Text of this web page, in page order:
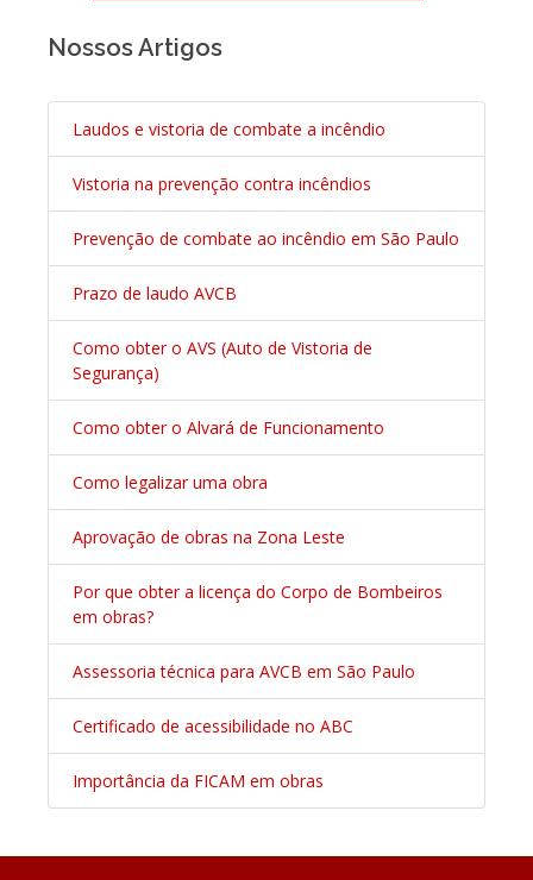
Nossos Artigos
Laudos e vistoria de combate a incêndio
Vistoria na prevenção contra incêndios
Prevenção de combate ao incêndio em São Paulo
Prazo de laudo AVCB
Como obter o AVS (Auto de Vistoria de
Segurança)
Como obter o Alvará de Funcionamento
Como legalizar uma obra
Aprovação de obras na Zona Leste
Por que obter a licença do Corpo de Bombeiros
em obras?
Assessoria técnica para AVCB em São Paulo
Certificado de acessibilidade no ABC
Importância da FICAM em obras